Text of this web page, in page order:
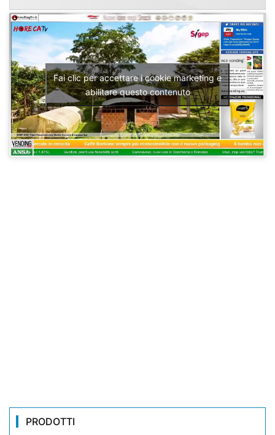
Fai clic per accettare i cookie marketing e
abilitare questo contenuto
PRODOTTI